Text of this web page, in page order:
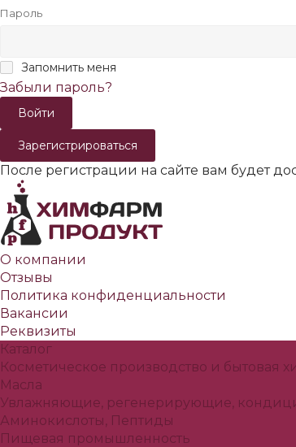
Пароль
Запомнить меня
Забыли пароль?
Зарегистрироваться
После регистрации на сайте вам будет
О компании
Отзывы
Политика конфиденциальности
Вакансии
Реквизиты
Каталог
Косметическое производство и бытовая
Масла
Увлажняющие, регенерирующие,
Аминокислоты, Пептиды
Пищевая промышленность